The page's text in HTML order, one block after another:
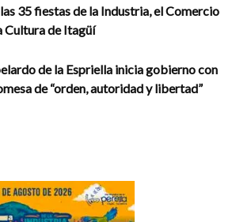
35 fiestas de la Industria, el Comercio
Cultura de Itagüí
de la Espriella inicia gobierno con
de “orden, autoridad y libertad”